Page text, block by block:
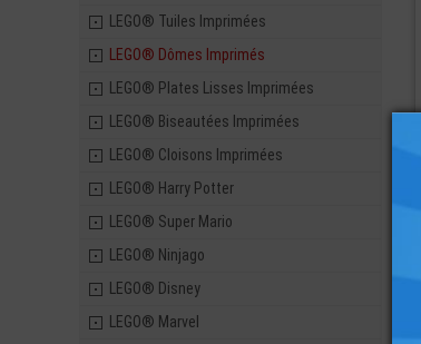
LEGO® Tuiles Imprimées
LEGO® Dômes Imprimés
LEGO® Plates Lisses Imprimées
LEGO® Biseautées Imprimées
LEGO® Cloisons Imprimées
LEGO® Harry Potter
LEGO® Super Mario
LEGO® Ninjago
LEGO® Disney
LEGO® Marvel